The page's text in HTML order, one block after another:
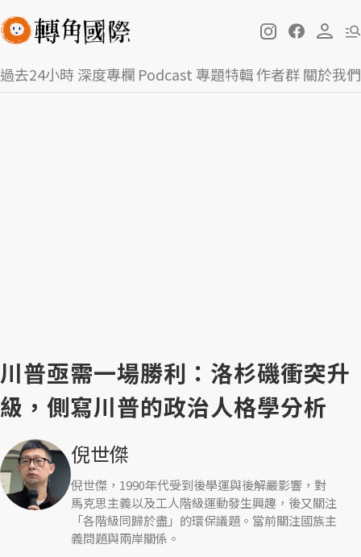
過去24小時深度專欄 Podcast 專題特輯作者群關於我們
川普亟需一場勝利：洛杉磯衝突升
級，側寫川普的政治人格學分析
倪世傑
倪世傑，1990年代受到後學運與後解嚴影響，對
馬克思主義以及工人階級運動發生興趣，後又關注
「各階級同歸於盡」的環保議題。當前關注國族主
義問題與兩岸關係。